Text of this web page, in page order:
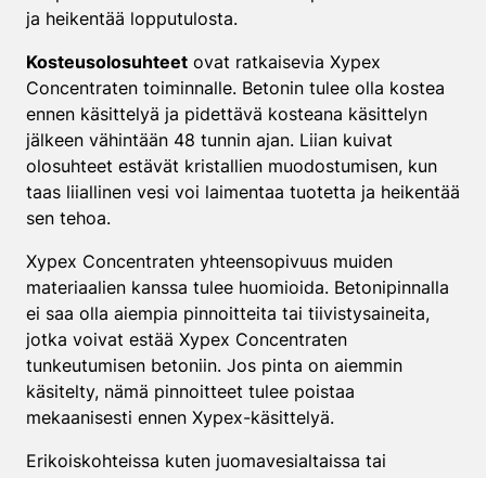
ja heikentää lopputulosta.
Kosteusolosuhteet ovat ratkaisevia Xypex
Concentraten toiminnalle. Betonin tulee olla kostea
ennen käsittelyä ja pidettävä kosteana käsittelyn
jälkeen vähintään 48 tunnin ajan. Liian kuivat
olosuhteet estävät kristallien muodostumisen, kun
taas liiallinen vesi voi laimentaa tuotetta ja heikentää
sen tehoa.
Xypex Concentraten yhteensopivuus muiden
materiaalien kanssa tulee huomioida. Betonipinnalla
ei saa olla aiempia pinnoitteita tai tiivistysaineita,
jotka voivat estää Xypex Concentraten
tunkeutumisen betoniin. Jos pinta on aiemmin
käsitelty, nämä pinnoitteet tulee poistaa
mekaanisesti ennen Xypex-käsittelyä.
Erikoiskohteissa kuten juomavesialtaissa tai